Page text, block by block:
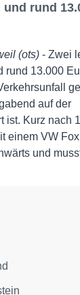
rund
(ots) - Zwei
rund 13.000
auf der
ist. Kurz nach
einem VW
und